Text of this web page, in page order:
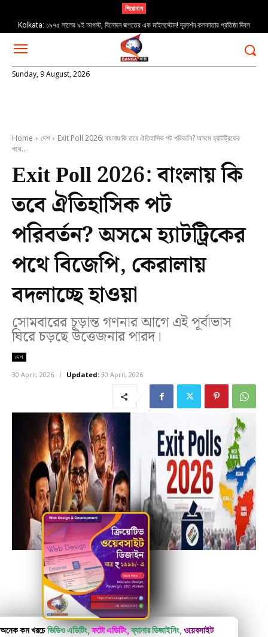
শিরোনাম
Kolkata: ১৯৭৫ সালের ৯ই আগস্ট, বিনোদন জগতের এক মাইলস্টোন! দূরদর্শন কলকাতার প্রতিষ্ঠা দিবস
Sunday, 9 August, 2026
Home দেশ
Exit Poll 2026: বাংলায় কি তবে ঐতিহাসিক পট পরিবর্তন? অসমে হ্যাটট্রিকের
পথে...
Exit Poll 2026: বাংলায় কি
তবে ঐতিহাসিক পট
পরিবর্তন? অসমে হ্যাটট্রিকের
পথে বিজেপি, কেরালায়
বদলাচ্ছে হাওয়া
সোমবারের চূড়ান্ত গণনার আগে এই পূর্বাভাস
ঘিরে চড়ছে উত্তেজনার পারদ।
দেশ
30 April, 2026 Updated: 30 April, 2026
অনেক কম খরচে ভিডিও এডিটিং,ফটো এডিটিং,ব্যানার ডিজাইনিং,ওয়েবসাইট